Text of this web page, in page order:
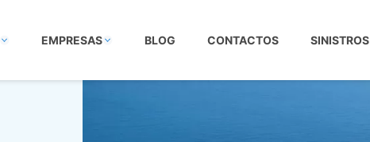
EMPRESAS BLOG CONTACTOS SINISTROS